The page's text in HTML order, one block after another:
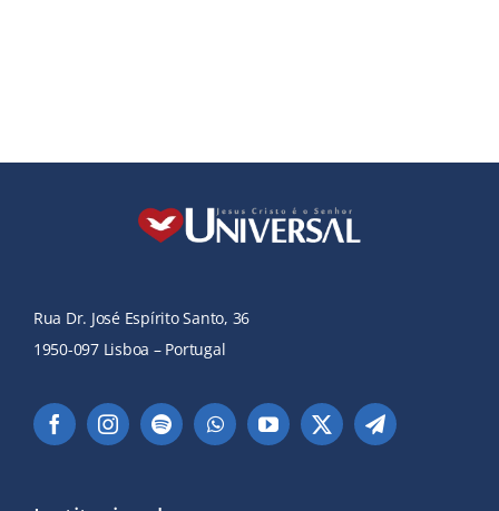
Rua Dr. José Espírito Santo, 36
1950-097 Lisboa – Portugal